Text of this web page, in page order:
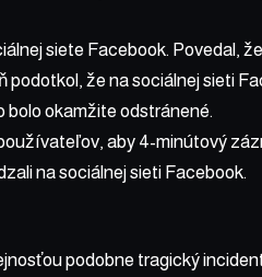
siete Facebook. Povedal,
že na sociálnej sieti
bolo okamžite odstránené.
aby 4-minútový
na sociálnej sieti Facebook.
podobne tragický